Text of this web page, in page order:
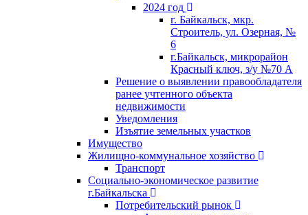
2024 год
г. Байкальск, мкр.
Строитель, ул. Озерная, №
6
г.Байкальск, микрорайон
Красный ключ, з/у №70 А
Решение о выявлении правообладателя
ранее учтенного объекта
недвижимости
Уведомления
Изъятие земельных участков
Имущество
Жилищно-коммунальное хозяйство
Транспорт
Социально-экономическое развитие
г.Байкальска
Потребительский рынок